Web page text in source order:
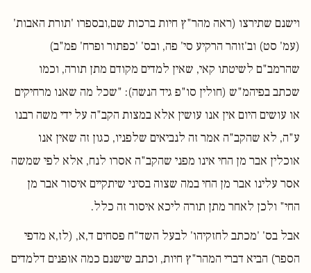
וישנם שתירצו (ראה מהר"ץ חיות ברכות שם,ובספרו 'תורת האבות'
(עמ' סט) וב'זוהר הרקיע סי' פה, ובס' 'כפתור ופרח' פמ"ב)
שהרמב"ם לשיטתו קאי, שאין למדים מקודם מתן תורה, וכמו
שכתב בפיהמ"ש (חולין סו"פ גיד הנשה): "שכל מה שאנו מרחיקים
או עושים היום אין אנו עושין אלא במצות הקב"ה על ידי משה רבנו
ע"ה, לא שהקב"ה אמר זה לנביאים שלפניו, כגון זה שאין אנו
אוכלין אבר מן החי אינו מפני שהקב"ה אסרו לנח, אלא לפי שמשה
אסר עלינו אבר מן החי במה שצוה בסיני שיתקיים איסור אבר מן
החי" ולכן לאחר מתן תורה ליכא איסור זה כלל.
אבל בס' 'מכתב לחזקיהו' לבעל השד"ח פסחים ד,א, (לז,א מדפי
הספר) הביא דברי המהר"ץ חיות, וכתב שישנם כמה אופנים דלמדים